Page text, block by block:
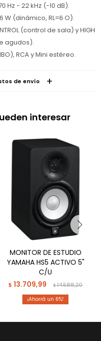
Hz - 22 kHz (-10 dB).
W (dinámico, RL=6 O).
(control de sala) y HIGH
agudos).
RCA y Mini estéreo.
de envío
interesar
MONITOR DE ESTUDIO
YAMAHA HS5 ACTIVO 5"
C/U
$ 13.709,99 $14.588,20
6